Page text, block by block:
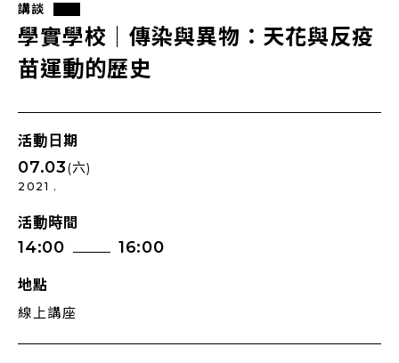
講談
學實學校｜傳染與異物：天花與反疫
苗運動的歷史
活動日期
07.03(六)
2021 .
活動時間
14:00 16:00
地點
線上講座